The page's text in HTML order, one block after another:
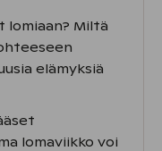
Miltä
elämyksiä
lomaviikko voi